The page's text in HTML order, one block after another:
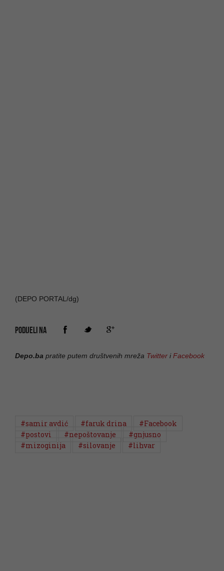
(DEPO PORTAL/dg)
PODIJELI NA
Depo.ba pratite putem društvenih mreža Twitter iFacebook
#samir avdić #faruk drina
#Facebook
#postovi
#nepoštovanje
#gnjusno
#mizoginija
#silovanje #lihvar